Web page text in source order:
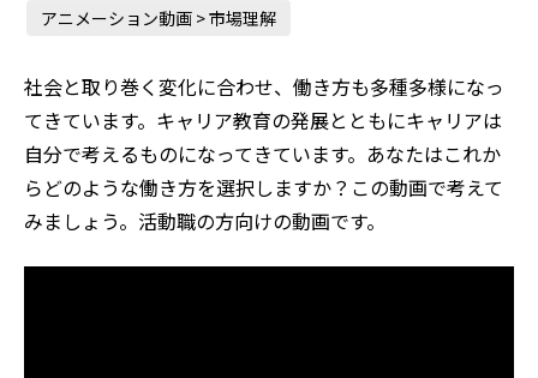
アニメーション動画 > 市場理解
社会と取り巻く変化に合わせ、働き方も多種多様になっ
てきています。キャリア教育の発展とともにキャリアは
自分で考えるものになってきています。あなたはこれか
らどのような働き方を選択しますか？この動画で考えて
みましょう。活動職の方向けの動画です。